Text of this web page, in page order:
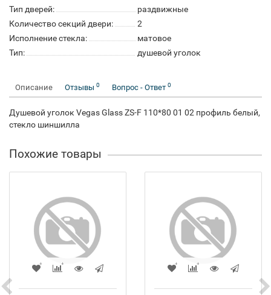
Тип дверей:
раздвижные
Количество секций двери:
2
Исполнение стекла:
матовое
Тип:
душевой уголок
Описание Отзывы 0 Вопрос - Ответ 0
Душевой уголок Vegas Glass ZS-F 110*80 01 02 профиль белый,
стекло шиншилла
Похожие товары